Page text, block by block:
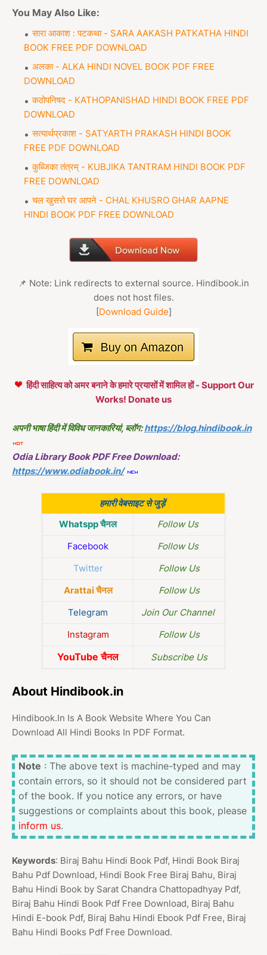
You May Also Like:
सारा आकाश : पटकथा - SARA AAKASH PATKATHA HINDI
BOOK FREE PDF DOWNLOAD
अलका - ALKA HINDI NOVEL BOOK PDF FREE
DOWNLOAD
कठोपनिषद - KATHOPANISHAD HINDI BOOK FREE PDF
DOWNLOAD
सत्यार्थप्रकाश - SATYARTH PRAKASH HINDI BOOK
FREE PDF DOWNLOAD
कुब्जिका तंत्रम् - KUBJIKA TANTRAM HINDI BOOK PDF
FREE DOWNLOAD
चल खुसरो घर आपने - CHAL KHUSRO GHAR AAPNE
HINDI BOOK PDF FREE DOWNLOAD
📌 Note: Link redirects to external source. Hindibook.in
does not host files.
[Download Guide]
हिंदी साहित्य को अमर बनाने के हमारे प्रयासों में शामिल हों - Support Our
Works! Donate us
अपनी भाषा हिंदी में विविध जानकारियां, ब्लॉग: https://blog.hindibook.in
Odia Library Book PDF Free Download:
https://www.odiabook.in/
हमारी वेबसाइट से जुड़ें
Whatspp चैनल
Follow Us
Facebook
Follow Us
Twitter
Follow Us
Arattai चैनल
Follow Us
Telegram
Join Our Channel
Instagram
Follow Us
YouTube चैनल Subscribe Us
About Hindibook.in
Hindibook.In Is A Book Website Where You Can
Download All Hindi Books In PDF Format.
Note : The above text is machine-typed and may
contain errors, so it should not be considered part
of the book. If you notice any errors, or have
suggestions or complaints about this book, please
inform us.
Keywords: Biraj Bahu Hindi Book Pdf, Hindi Book Biraj
Bahu Pdf Download, Hindi Book Free Biraj Bahu, Biraj
Bahu Hindi Book by Sarat Chandra Chattopadhyay Pdf,
Biraj Bahu Hindi Book Pdf Free Download, Biraj Bahu
Hindi E-book Pdf, Biraj Bahu Hindi Ebook Pdf Free, Biraj
Bahu Hindi Books Pdf Free Download.